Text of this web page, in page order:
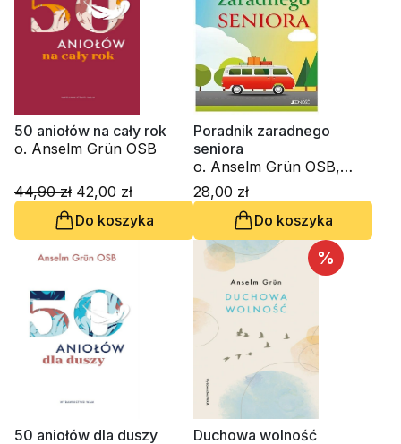
50 aniołów na cały rok
o. Anselm Grün OSB
44,90 zł 42,00 zł
Do koszyka
Poradnik zaradnego
seniora
o. Anselm Grün OSB,
Hsin-Ju Wu
28,00 zł
Do koszyka
50 aniołów dla duszy
%
Duchowa wolność